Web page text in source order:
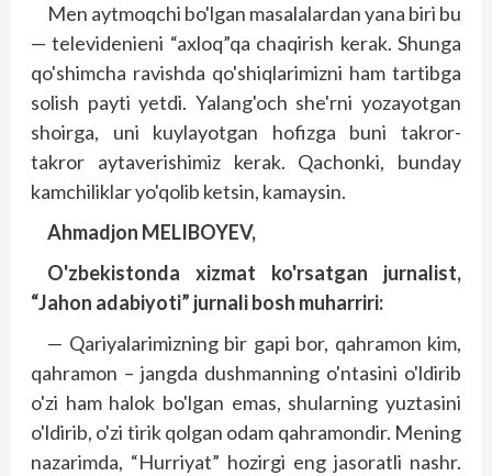
Men aytmoqchi bo'lgan masalalardan yana biri bu
— televidenieni “axloq”qa chaqirish kerak. Shunga
qo'shimcha ravishda qo'shiqlarimizni ham tartibga
solish payti yetdi. Yalang'och she'rni yozayotgan
shoirga, uni kuylayotgan hofizga buni takror-
takror aytaverishimiz kerak. Qachonki, bunday
kamchiliklar yo'qolib ketsin, kamaysin.
Ahmadjon MELIBOYEV,
O'zbekistonda xizmat ko'rsatgan jurnalist,
“Jahon adabiyoti” jurnali bosh muharriri:
— Qariyalarimizning bir gapi bor, qahramon kim,
qahramon – jangda dushmanning o'ntasini o'ldirib
o'zi ham halok bo'lgan emas, shularning yuztasini
o'ldirib, o'zi tirik qolgan odam qahramondir. Mening
nazarimda, “Hurriyat” hozirgi eng jasoratli nashr.